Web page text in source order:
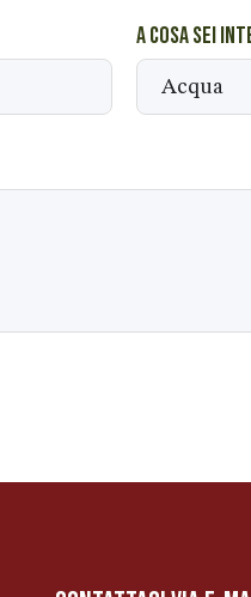
A cosa sei